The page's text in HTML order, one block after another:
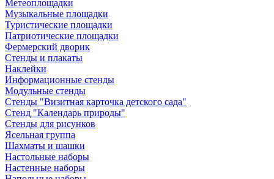
Метеоплощадки
Музыкальные площадки
Туристические площадки
Патриотические площадки
Фермерский дворик
Стенды и плакаты
Наклейки
Информационные стенды
Модульные стенды
Стенды "Визитная карточка детского сада"
Стенд "Календарь природы"
Стенды для рисунков
Ясельная группа
Шахматы и шашки
Настольные наборы
Настенные наборы